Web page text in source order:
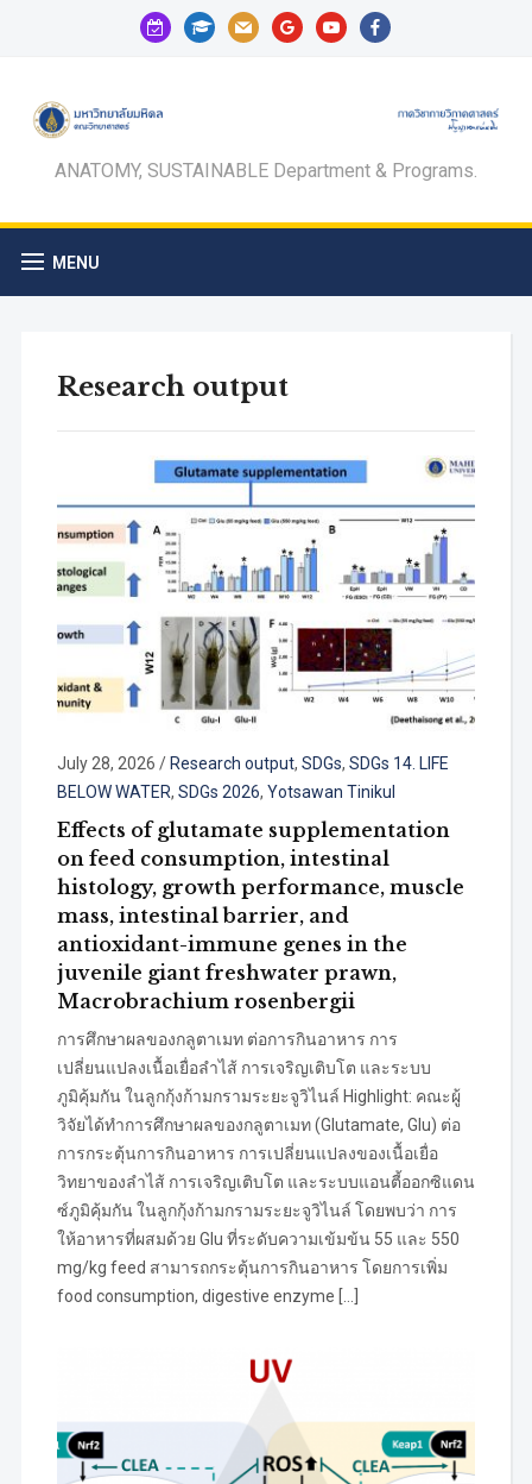
calendar-
check-
graduation-
cap
mail googleyoutubefacebook
ANATOMY, SUSTAINABLE Department & Programs.
MENU
Research output
July 28, 2026 / Research output, SDGs, SDGs 14. LIFE
BELOW WATER, SDGs 2026, Yotsawan Tinikul
Effects of glutamate supplementation
on feed consumption, intestinal
histology, growth performance, muscle
mass, intestinal barrier, and
antioxidant-immune genes in the
juvenile giant freshwater prawn,
Macrobrachium rosenbergii
การศึกษาผลของกลูตาเมท ต่อการกินอาหาร การ
เปลี่ยนแปลงเนื้อเยื่อลำไส้ การเจริญเติบโต และระบบ
ภูมิคุ้มกัน ในลูกกุ้งก้ามกรามระยะจูวิไนล์ Highlight: คณะผู้
วิจัยได้ทำการศึกษาผลของกลูตาเมท (Glutamate, Glu) ต่อ
การกระตุ้นการกินอาหาร การเปลี่ยนแปลงของเนื้อเยื่อ
วิทยาของลำไส้ การเจริญเติบโต และระบบแอนตี้ออกซิแดน
ซ์ภูมิคุ้มกัน ในลูกกุ้งก้ามกรามระยะจูวิไนล์ โดยพบว่า การ
ให้อาหารที่ผสมด้วย Glu ที่ระดับความเข้มข้น 55 และ 550
mg/kg feed สามารถกระตุ้นการกินอาหาร โดยการเพิ่ม
food consumption, digestive enzyme […]